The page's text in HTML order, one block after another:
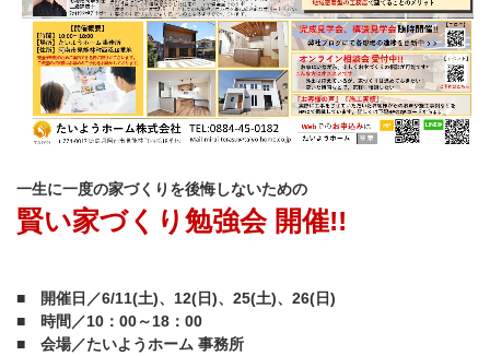
一生に一度の家づくりを後悔しないための
賢い家づくり勉強会 開催!!
■ 開催日／6/11(土)、12(日)、25(土)、26(日)
■ 時間／10：00～18：00
■ 会場／たいようホーム 事務所